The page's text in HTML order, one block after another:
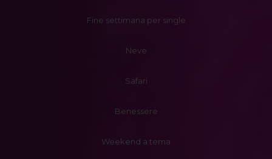
Fine settimana per single
Neve
Safari
Benessere
Weekend a tema